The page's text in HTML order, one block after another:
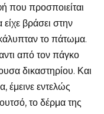
που προσποιείται
είχε βράσει στην
το πάτωμα.
από τον πάγκο
δικαστηρίου. Και
έμεινε εντελώς
το δέρμα της